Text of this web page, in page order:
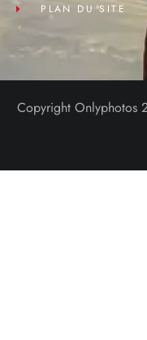
PLAN DU SITE
Copyright Onlyphotos